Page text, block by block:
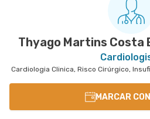
Thyago Martins Costa
MARCAR